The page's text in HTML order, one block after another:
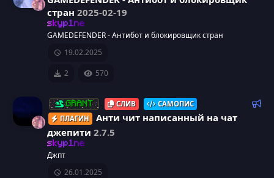
р
а
у
р
стран 2025-02-19
skyp1ne
GAMEDEFENDER - Антибот и блокировщик стран
19.02.2025
2
570
Р
GRANT СЛИВ
САМОПИС
ПЛАГИН
Анти чит написанный на чат
джепити 2.7.5
skyp1ne
Джпт
26.01.2025